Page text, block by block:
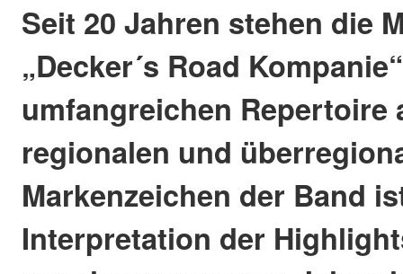
Seit 20 Jahren stehen die
„Decker´s Road
umfangreichen Repertoire
regionalen und
Markenzeichen der Band
Interpretation der